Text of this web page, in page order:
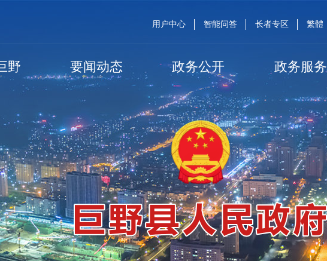
用户中心 智能问答 长者专区 繁體
野 要闻动态 政务公开 政务服务